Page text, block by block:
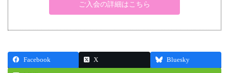
ご入会の詳細はこちら
Facebook X Bluesky